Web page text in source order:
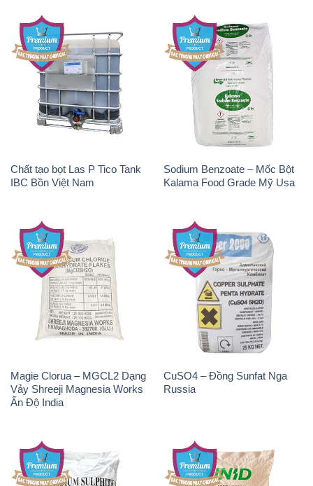
Chất tạo bọt Las P Tico Tank
IBC Bồn Việt Nam
Sodium Benzoate – Mốc Bột
Kalama Food Grade Mỹ Usa
Magie Clorua – MGCL2 Dạng
Vảy Shreeji Magnesia Works
Ấn Độ India
CuSO4 – Đồng Sunfat Nga
Russia